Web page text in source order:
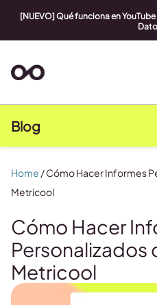
[NUEVO] Qué funciona en
Blog
Cómo Hacer
Personalizados
Metricool
Home /Cómo Hacer Informes
Metricool